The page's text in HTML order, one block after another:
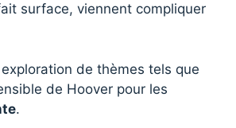
surface, viennent compliquer
de thèmes tels que
de Hoover pour les
.